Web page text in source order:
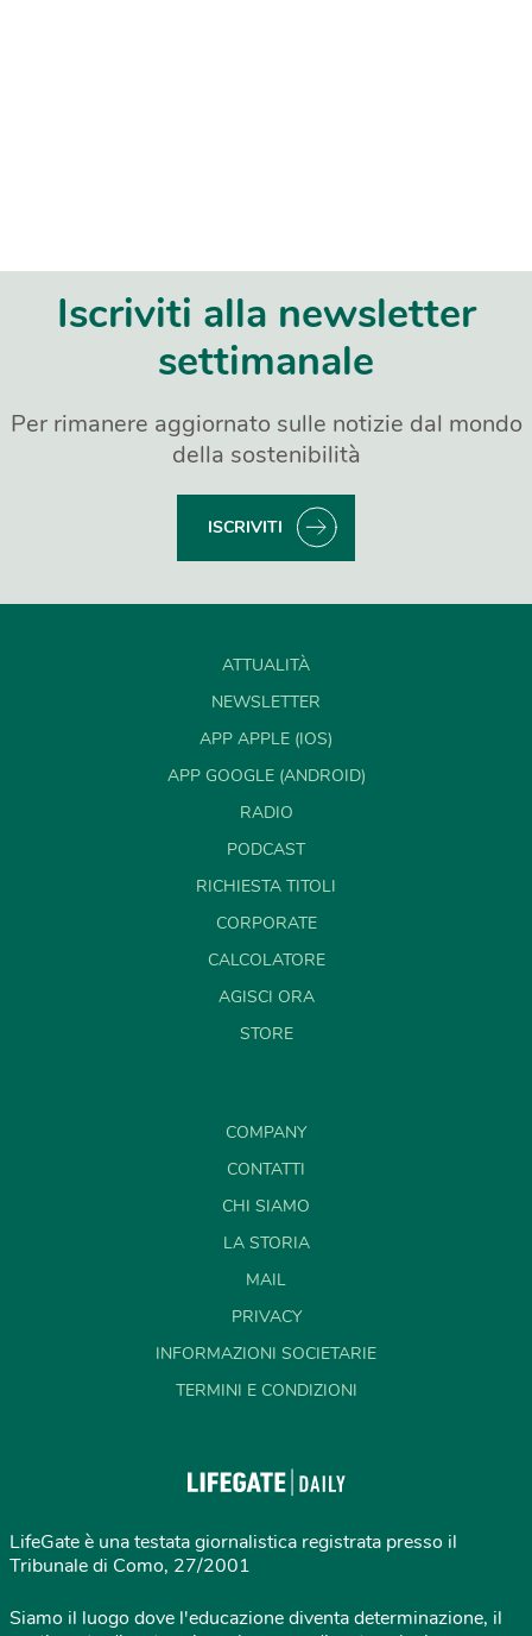
Iscriviti alla newsletter
settimanale
Per rimanere aggiornato sulle notizie dal mondo
della sostenibilità
ISCRIVITI
ATTUALITÀ
NEWSLETTER
APP APPLE (IOS)
APP GOOGLE (ANDROID)
RADIO
PODCAST
RICHIESTA TITOLI
CORPORATE
CALCOLATORE
AGISCI ORA
STORE
COMPANY
CONTATTI
CHI SIAMO
LA STORIA
MAIL
PRIVACY
INFORMAZIONI SOCIETARIE
TERMINI E CONDIZIONI
LifeGate è una testata giornalistica registrata presso il
Tribunale di Como, 27/2001
Siamo il luogo dove l'educazione diventa determinazione, il